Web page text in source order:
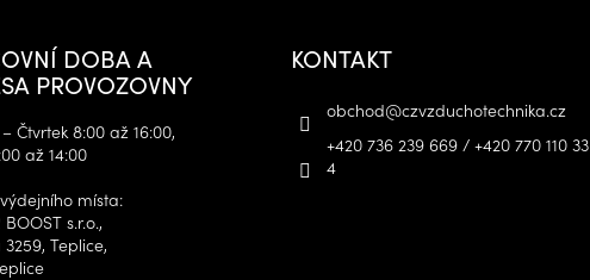
DOBA A
PROVOZOVNY
Čtvrtek 8:00 až 16:00,
až 14:00
místa:
s.r.o.,
Teplice,
KONTAKT
obchod@czvzduchotechnika.cz
+420 736 239 669 / +420 770 110 33
4